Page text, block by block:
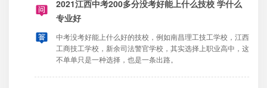
2021江西中考200多分没考好能上什么技校 学什么
专业好
中考没考好能上什么好的技校，例如南昌理工技工学校，江西
工商技工学校，新余司法警官学校，其实选择上职业高中，这
不单单只是一种选择，也是一条出路。